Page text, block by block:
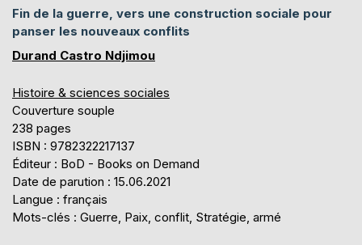
Fin de la guerre, vers une construction sociale pour
panser les nouveaux conflits
Durand Castro Ndjimou
Histoire & sciences sociales
Couverture souple
238 pages
ISBN : 9782322217137
Éditeur : BoD - Books on Demand
Date de parution : 15.06.2021
Langue : français
Mots-clés : Guerre, Paix, conflit, Stratégie, armé